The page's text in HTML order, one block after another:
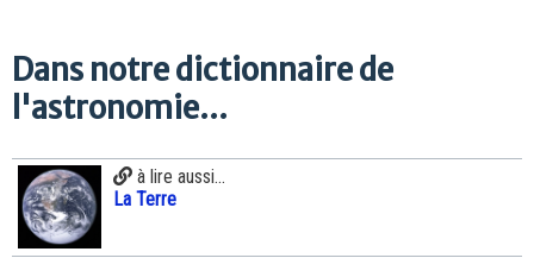
Dans notre dictionnaire de
l'astronomie...
à lire aussi...
La Terre